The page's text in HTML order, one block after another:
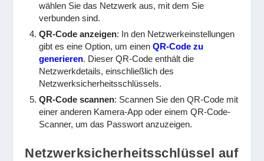
wählen Sie das Netzwerk aus, mit dem Sie
verbunden sind.
QR-Code anzeigen: In den Netzwerkeinstellungen
gibt es eine Option, um einenQR-Code zu
generieren. Dieser QR-Code enthält die
Netzwerkdetails, einschließlich des
Netzwerksicherheitsschlüssels.
QR-Code scannen: Scannen Sie den QR-Code mit
einer anderen Kamera-App oder einem QR-Code-
Scanner, um das Passwort anzuzeigen.
Netzwerksicherheitsschlüssel auf